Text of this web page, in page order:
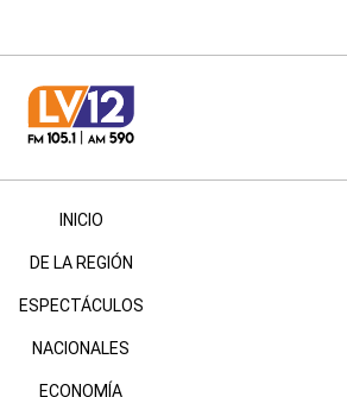
INICIO
DE LA REGIÓN
ESPECTÁCULOS
NACIONALES
ECONOMÍA